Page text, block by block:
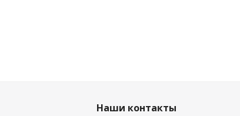
Наши контакты